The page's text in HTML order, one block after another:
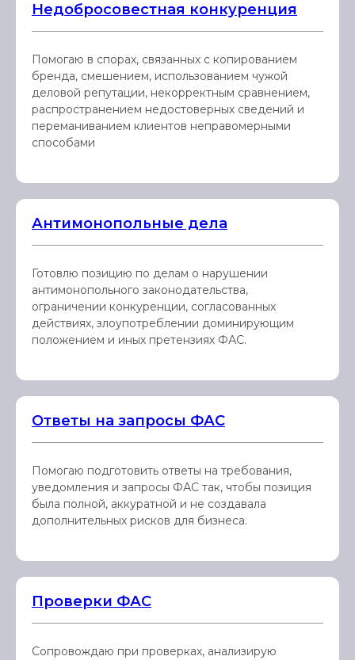
Недобросовестная конкуренция
Помогаю в спорах, связанных с копированием
бренда, смешением, использованием чужой
деловой репутации, некорректным сравнением,
распространением недостоверных сведений и
переманиванием клиентов неправомерными
способами
Антимонопольные дела
Готовлю позицию по делам о нарушении
антимонопольного законодательства,
ограничении конкуренции, согласованных
действиях, злоупотреблении доминирующим
положением и иных претензиях ФАС.
Ответы на запросы ФАС
Помогаю подготовить ответы на требования,
уведомления и запросы ФАС так, чтобы позиция
была полной, аккуратной и не создавала
дополнительных рисков для бизнеса.
Проверки ФАС
Сопровождаю при проверках, анализирую